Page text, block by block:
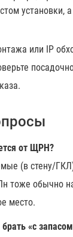
установки,
или IP
от ЩРН?
(в стену/
тоже обычно
место.
«с